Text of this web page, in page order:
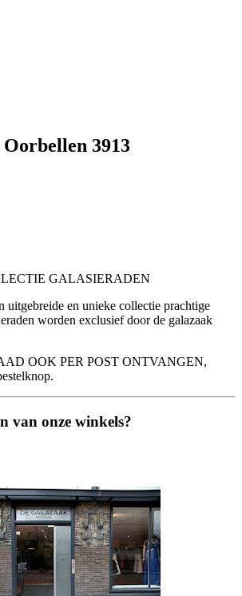
3913
GALASIERADEN
uitgebreide en unieke collectie prachtige
worden exclusief door de galazaak
OOK PER POST ONTVANGEN,
van onze winkels?